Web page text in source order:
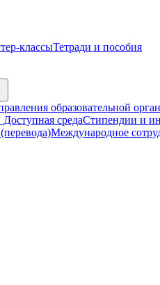
классыТетради и пособия
образовательной
средаСтипендии и
Международное